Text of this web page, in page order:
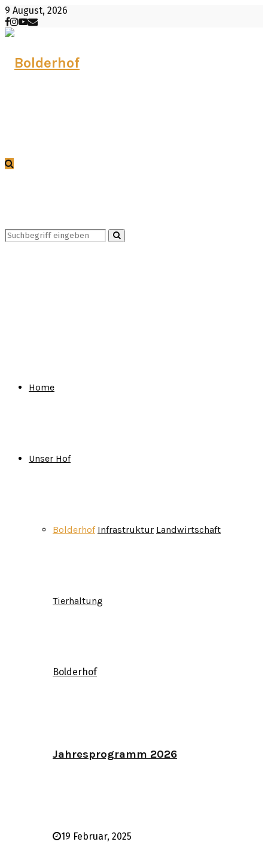
9 August, 2026
Facebook
Instagram
Youtube
Email
Search
Search
Home
Unser Hof
Bolderhof Infrastruktur Landwirtschaft
Tierhaltung
Bolderhof
Jahresprogramm 2026
19 Februar, 2025